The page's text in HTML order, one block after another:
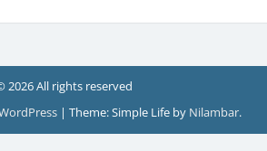
2026 All rights reserved
| Theme: Simple Life by Nilambar.